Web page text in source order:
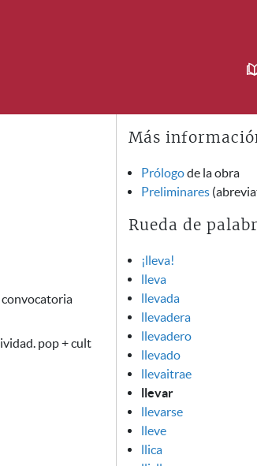
convocatoria
pop + cult
Más
Prólogode la obra
Preliminares
Rueda de
¡lleva!
lleva
llevada
llevadera
llevadero
llevado
llevaitrae
llevar
llevarse
lleve
llica